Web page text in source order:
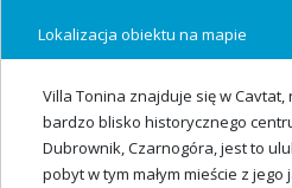
Lokalizacja obiektu na mapie
Villa Tonina znajduje się w
bardzo blisko historycznego
Dubrownik, Czarnogóra, jest to
pobyt w tym małym mieście z jego